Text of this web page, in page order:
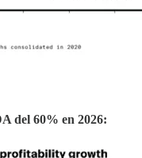
del 60% en 2026: